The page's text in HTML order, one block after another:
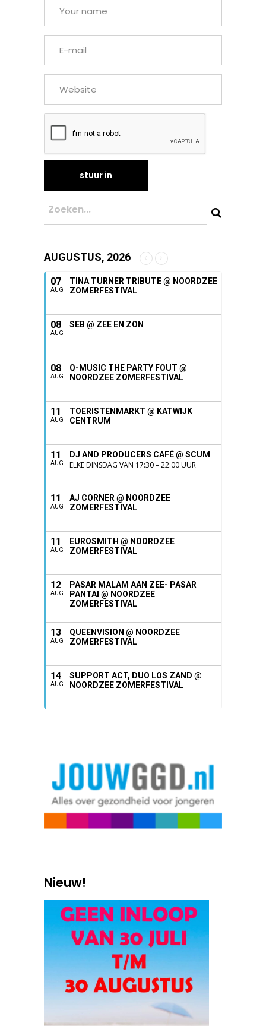
AUGUSTUS, 2026
07
AUG
TINA TURNER TRIBUTE @ NOORDZEE
ZOMERFESTIVAL
08
AUG
SEB @ ZEE EN ZON
08
AUG
Q-MUSIC THE PARTY FOUT @
NOORDZEE ZOMERFESTIVAL
11
AUG
TOERISTENMARKT @ KATWIJK
CENTRUM
11
AUG
DJ AND PRODUCERS CAFÉ @ SCUM
ELKE DINSDAG VAN 17:30 – 22:00 UUR
11
AUG
AJ CORNER @ NOORDZEE
ZOMERFESTIVAL
11
AUG
EUROSMITH @ NOORDZEE
ZOMERFESTIVAL
12
AUG
PASAR MALAM AAN ZEE- PASAR
PANTAI @ NOORDZEE
ZOMERFESTIVAL
13
AUG
QUEENVISION @ NOORDZEE
ZOMERFESTIVAL
14
AUG
SUPPORT ACT, DUO LOS ZAND @
NOORDZEE ZOMERFESTIVAL
Nieuw!